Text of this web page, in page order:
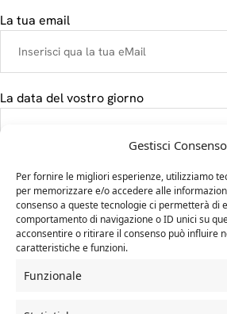
Gestisci Consenso
Per fornire le migliori esperienze, utilizziamo
per memorizzare e/o accedere alle
consenso a queste tecnologie ci permetterà di
comportamento di navigazione o ID unici su
acconsentire o ritirare il consenso può influire
caratteristiche e funzioni.
Funzionale
La tua email
La data del vostro giorno
Il tuo messaggio